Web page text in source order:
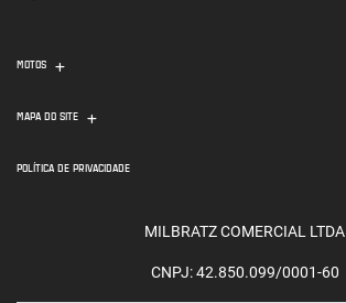
MOTOS
MAPA DO SITE
POLÍTICA DE PRIVACIDADE
MILBRATZ COMERCIAL LTDA
CNPJ: 42.850.099/0001-60